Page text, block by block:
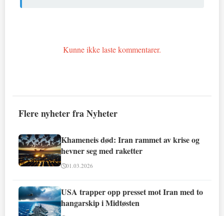
Kunne ikke laste kommentarer.
Flere nyheter fra Nyheter
Khameneis død: Iran rammet av krise og
hevner seg med raketter
01.03.2026
USA trapper opp presset mot Iran med to
hangarskip i Midtøsten